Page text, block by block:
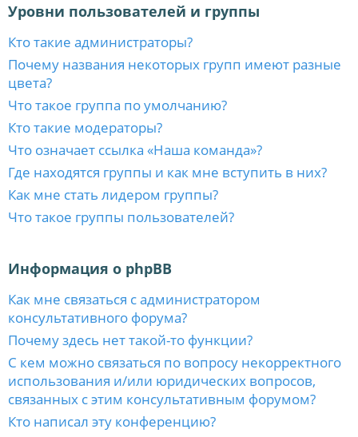
Уровни пользователей и группы
Кто такие администраторы?
Почему названия некоторых групп имеют разные
цвета?
Что такое группа по умолчанию?
Кто такие модераторы?
Что означает ссылка «Наша команда»?
Где находятся группы и как мне вступить в них?
Как мне стать лидером группы?
Что такое группы пользователей?
Информация о phpBB
Как мне связаться с администратором
консультативного форума?
Почему здесь нет такой-то функции?
С кем можно связаться по вопросу некорректного
использования и/или юридических вопросов,
связанных с этим консультативным форумом?
Кто написал эту конференцию?